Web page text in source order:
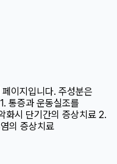
이지입니다. 주성분은
통증과 운동실조를
화시 단기간의 증상치료 2.
의 증상치료